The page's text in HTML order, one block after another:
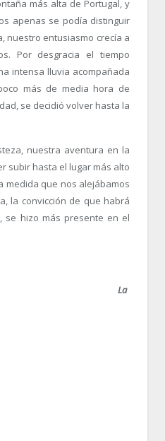
más alta de Portugal, y
apenas se podía distinguir
nuestro entusiasmo crecía a
Por desgracia el tiempo
intensa lluvia acompañada
más de media hora de
se decidió volver hasta la
nuestra aventura en la
subir hasta el lugar más alto
medida que nos alejábamos
la convicción de que habrá
se hizo más presente en el
La